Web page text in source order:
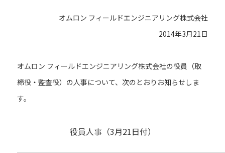
オムロン フィールドエンジニアリング株式会社
2014年3月21日
オムロン フィールドエンジニアリング株式会社の役員（取
締役・監査役）の人事について、次のとおりお知らせしま
す。
役員人事（3月21日付）